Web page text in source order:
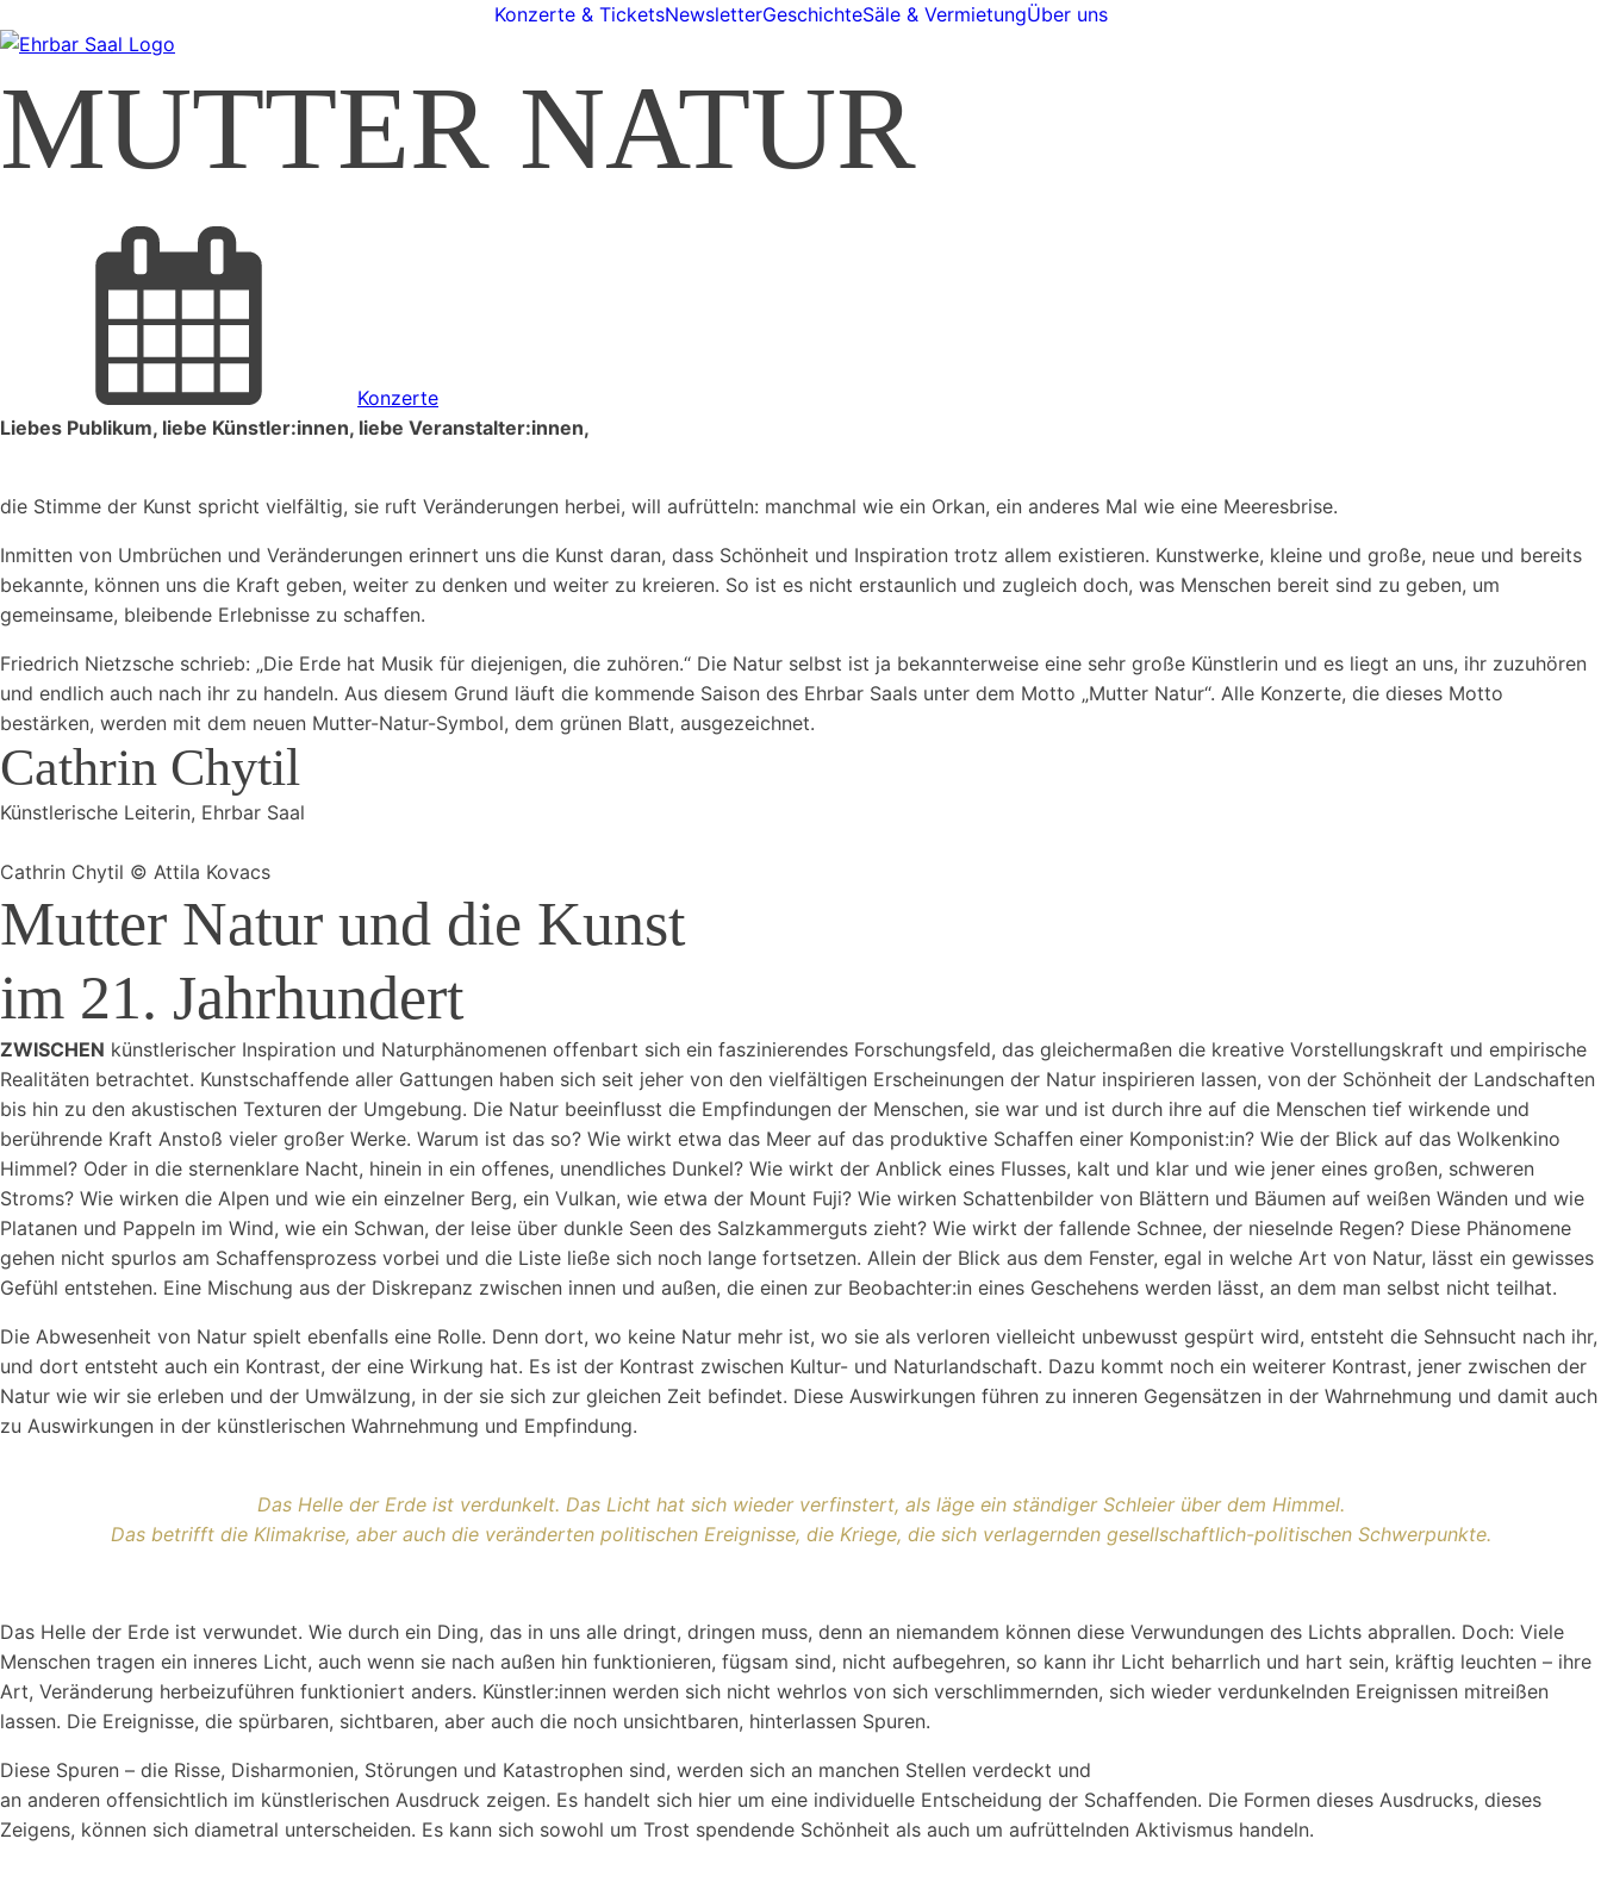
Konzerte & TicketsNewsletterGeschichteSäle & VermietungÜber uns
MUTTER NATUR
Konzerte
Liebes Publikum, liebe Künstler:innen, liebe Veranstalter:innen,
die Stimme der Kunst spricht vielfältig, sie ruft Veränderungen herbei, will aufrütteln: manchmal wie ein Orkan, ein anderes Mal wie eine Meeresbrise.
Inmitten von Umbrüchen und Veränderungen erinnert uns die Kunst daran, dass Schönheit und Inspiration trotz allem existieren. Kunstwerke, kleine und große, neue und bereits
bekannte, können uns die Kraft geben, weiter zu denken und weiter zu kreieren. So ist es nicht erstaunlich und zugleich doch, was Menschen bereit sind zu geben, um
gemeinsame, bleibende Erlebnisse zu schaffen.
Friedrich Nietzsche schrieb: „Die Erde hat Musik für diejenigen, die zuhören.“ Die Natur selbst ist ja bekannterweise eine sehr große Künstlerin und es liegt an uns, ihr zuzuhören
und endlich auch nach ihr zu handeln. Aus diesem Grund läuft die kommende Saison des Ehrbar Saals unter dem Motto „Mutter Natur“. Alle Konzerte, die dieses Motto
bestärken, werden mit dem neuen Mutter-Natur-Symbol, dem grünen Blatt, ausgezeichnet.
Cathrin Chytil
Künstlerische Leiterin, Ehrbar Saal
Cathrin Chytil © Attila Kovacs
Mutter Natur und die Kunst
im 21. Jahrhundert
ZWISCHEN künstlerischer Inspiration und Naturphänomenen offenbart sich ein faszinierendes Forschungsfeld, das gleichermaßen die kreative Vorstellungskraft und empirische
Realitäten betrachtet. Kunstschaffende aller Gattungen haben sich seit jeher von den vielfältigen Erscheinungen der Natur inspirieren lassen, von der Schönheit der Landschaften
bis hin zu den akustischen Texturen der Umgebung. Die Natur beeinflusst die Empfindungen der Menschen, sie war und ist durch ihre auf die Menschen tief wirkende und
berührende Kraft Anstoß vieler großer Werke. Warum ist das so? Wie wirkt etwa das Meer auf das produktive Schaffen einer Komponist:in? Wie der Blick auf das Wolkenkino
Himmel? Oder in die sternenklare Nacht, hinein in ein offenes, unendliches Dunkel? Wie wirkt der Anblick eines Flusses, kalt und klar und wie jener eines großen, schweren
Stroms? Wie wirken die Alpen und wie ein einzelner Berg, ein Vulkan, wie etwa der Mount Fuji? Wie wirken Schattenbilder von Blättern und Bäumen auf weißen Wänden und wie
Platanen und Pappeln im Wind, wie ein Schwan, der leise über dunkle Seen des Salzkammerguts zieht? Wie wirkt der fallende Schnee, der nieselnde Regen? Diese Phänomene
gehen nicht spurlos am Schaffensprozess vorbei und die Liste ließe sich noch lange fortsetzen. Allein der Blick aus dem Fenster, egal in welche Art von Natur, lässt ein gewisses
Gefühl entstehen. Eine Mischung aus der Diskrepanz zwischen innen und außen, die einen zur Beobachter:in eines Geschehens werden lässt, an dem man selbst nicht teilhat.
Die Abwesenheit von Natur spielt ebenfalls eine Rolle. Denn dort, wo keine Natur mehr ist, wo sie als verloren vielleicht unbewusst gespürt wird, entsteht die Sehnsucht nach ihr,
und dort entsteht auch ein Kontrast, der eine Wirkung hat. Es ist der Kontrast zwischen Kultur- und Naturlandschaft. Dazu kommt noch ein weiterer Kontrast, jener zwischen der
Natur wie wir sie erleben und der Umwälzung, in der sie sich zur gleichen Zeit befindet. Diese Auswirkungen führen zu inneren Gegensätzen in der Wahrnehmung und damit auch
zu Auswirkungen in der künstlerischen Wahrnehmung und Empfindung.
Das Helle der Erde ist verdunkelt. Das Licht hat sich wieder verfinstert, als läge ein ständiger Schleier über dem Himmel.
Das betrifft die Klimakrise, aber auch die veränderten politischen Ereignisse, die Kriege, die sich verlagernden gesellschaftlich-politischen Schwerpunkte.
Das Helle der Erde ist verwundet. Wie durch ein Ding, das in uns alle dringt, dringen muss, denn an niemandem können diese Verwundungen des Lichts abprallen. Doch: Viele
Menschen tragen ein inneres Licht, auch wenn sie nach außen hin funktionieren, fügsam sind, nicht aufbegehren, so kann ihr Licht beharrlich und hart sein, kräftig leuchten – ihre
Art, Veränderung herbeizuführen funktioniert anders. Künstler:innen werden sich nicht wehrlos von sich verschlimmernden, sich wieder verdunkelnden Ereignissen mitreißen
lassen. Die Ereignisse, die spürbaren, sichtbaren, aber auch die noch unsichtbaren, hinterlassen Spuren.
Diese Spuren – die Risse, Disharmonien, Störungen und Katastrophen sind, werden sich an manchen Stellen verdeckt und
an anderen offensichtlich im künstlerischen Ausdruck zeigen. Es handelt sich hier um eine individuelle Entscheidung der Schaffenden. Die Formen dieses Ausdrucks, dieses
Zeigens, können sich diametral unterscheiden. Es kann sich sowohl um Trost spendende Schönheit als auch um aufrüttelnden Aktivismus handeln.